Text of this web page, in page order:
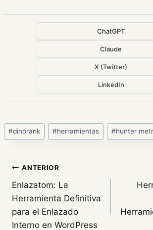
ChatGPT
Claude
X (Twitter)
LinkedIn
Etiquetas
de
entrada:
#dinorank #herramientas #hunter
Navegación
de
entradas
ANTERIOR
Enlazatom: La
Herramienta Definitiva
para el Enlazado
Interno en WordPress